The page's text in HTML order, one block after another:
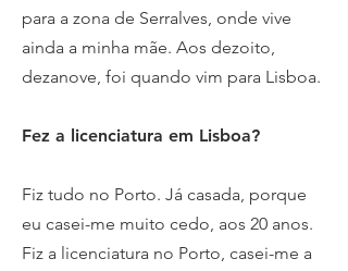
para a zona de Serralves, onde vive
ainda a minha mãe. Aos dezoito,
dezanove, foi quando vim para Lisboa.
Fez a licenciatura em Lisboa?
Fiz tudo no Porto. Já casada, porque
eu casei-me muito cedo, aos 20 anos.
Fiz a licenciatura no Porto, casei-me a